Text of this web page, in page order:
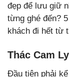
đẹp để lưu giữ
từng ghé đến? 5
khách đi hết từ
Thác Cam Ly
Đầu tiên phải